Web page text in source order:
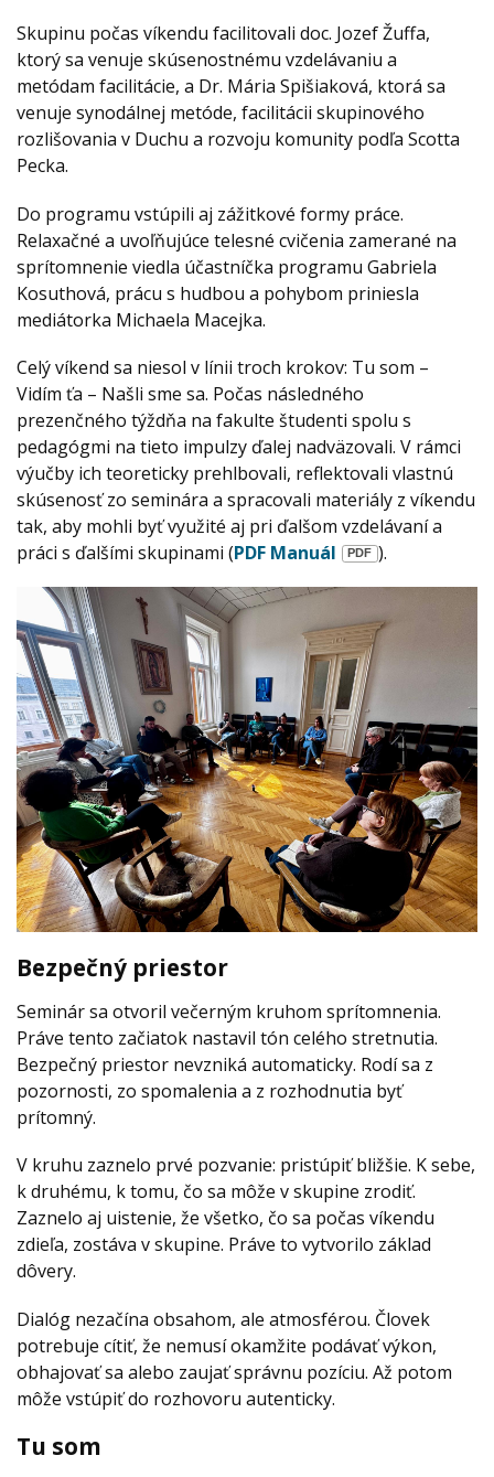
Skupinu počas víkendu facilitovali doc. Jozef Žuffa,
ktorý sa venuje skúsenostnému vzdelávaniu a
metódam facilitácie, a Dr. Mária Spišiaková, ktorá sa
venuje synodálnej metóde, facilitácii skupinového
rozlišovania v Duchu a rozvoju komunity podľa Scotta
Pecka.
Do programu vstúpili aj zážitkové formy práce.
Relaxačné a uvoľňujúce telesné cvičenia zamerané na
sprítomnenie viedla účastníčka programu Gabriela
Kosuthová, prácu s hudbou a pohybom priniesla
mediátorka Michaela Macejka.
Celý víkend sa niesol v línii troch krokov: Tu som –
Vidím ťa – Našli sme sa. Počas následného
prezenčného týždňa na fakulte študenti spolu s
pedagógmi na tieto impulzy ďalej nadväzovali. V rámci
výučby ich teoreticky prehlbovali, reflektovali vlastnú
skúsenosť zo seminára a spracovali materiály z víkendu
tak, aby mohli byť využité aj pri ďalšom vzdelávaní a
práci s ďalšími skupinami (PDF Manuál ).
Bezpečný priestor
Seminár sa otvoril večerným kruhom sprítomnenia.
Práve tento začiatok nastavil tón celého stretnutia.
Bezpečný priestor nevzniká automaticky. Rodí sa z
pozornosti, zo spomalenia a z rozhodnutia byť
prítomný.
V kruhu zaznelo prvé pozvanie: pristúpiť bližšie. K sebe,
k druhému, k tomu, čo sa môže v skupine zrodiť.
Zaznelo aj uistenie, že všetko, čo sa počas víkendu
zdieľa, zostáva v skupine. Práve to vytvorilo základ
dôvery.
Dialóg nezačína obsahom, ale atmosférou. Človek
potrebuje cítiť, že nemusí okamžite podávať výkon,
obhajovať sa alebo zaujať správnu pozíciu. Až potom
môže vstúpiť do rozhovoru autenticky.
Tu som